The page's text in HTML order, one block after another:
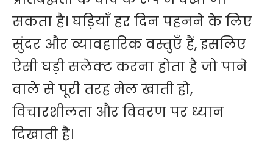
सकता है। घड़ियाँ हर दिन पहनने के लिए
सुंदर और व्यावहारिक वस्तुएँ हैं, इसलिए
ऐसी घड़ी सलेक्ट करना होता है जो पाने
वाले से पूरी तरह मेल खाती हो,
विचारशीलता और विवरण पर ध्यान
दिखाती है।